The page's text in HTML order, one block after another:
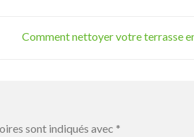
Comment nettoyer votre terrasse
sont indiqués avec *